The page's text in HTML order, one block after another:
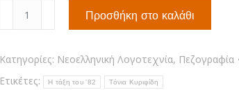
'82
ποσότητα
Προσθήκη στο καλάθι
Κατηγορίες: Νεοελληνική Λογοτεχνία, Πεζογραφία
Ετικέτες:
Η τάξη του '82 Τόνια Κυριφίδη